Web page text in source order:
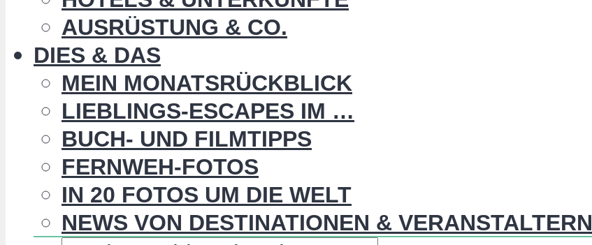
AUSRÜSTUNG & CO.
DIES & DAS
MEIN MONATSRÜCKBLICK
LIEBLINGS-ESCAPES IM …
BUCH- UND FILMTIPPS
FERNWEH-FOTOS
IN 20 FOTOS UM DIE WELT
NEWS VON DESTINATIONEN & VERANSTALTERN